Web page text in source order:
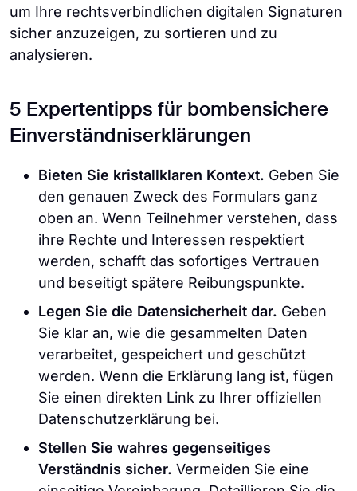
um Ihre rechtsverbindlichen digitalen Signaturen
sicher anzuzeigen, zu sortieren und zu
analysieren.
5 Expertentipps für bombensichere
Einverständniserklärungen
Bieten Sie kristallklaren Kontext. Geben Sie
den genauen Zweck des Formulars ganz
oben an. Wenn Teilnehmer verstehen, dass
ihre Rechte und Interessen respektiert
werden, schafft das sofortiges Vertrauen
und beseitigt spätere Reibungspunkte.
Legen Sie die Datensicherheit dar. Geben
Sie klar an, wie die gesammelten Daten
verarbeitet, gespeichert und geschützt
werden. Wenn die Erklärung lang ist, fügen
Sie einen direkten Link zu Ihrer offiziellen
Datenschutzerklärung bei.
Stellen Sie wahres gegenseitiges
Verständnis sicher. Vermeiden Sie eine